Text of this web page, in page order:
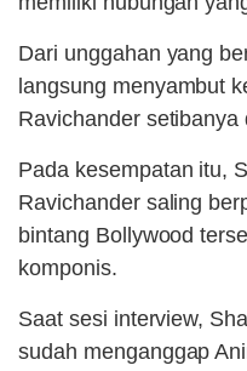
Dari unggahan yang
langsung menyambut
Ravichander
Pada kesempatan itu,
Ravichander saling
bintang Bollywood
komponis.
Saat sesi interview,
sudah menganggap